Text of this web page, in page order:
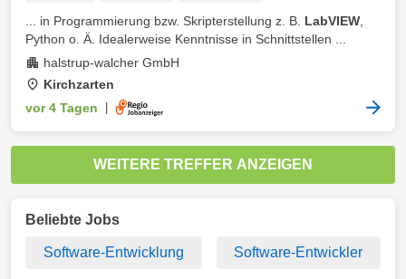
... in Programmierung bzw. Skripterstellung z. B. LabVIEW
Python o. Ä. Idealerweise Kenntnisse in Schnittstellen ...
halstrup-walcher GmbH
Kirchzarten
vor 4 Tagen
WEITERE TREFFER ANZEIGEN
Beliebte Jobs
Software-Entwicklung Software-Entwickler